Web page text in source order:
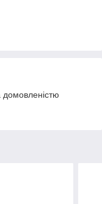
домовленістю